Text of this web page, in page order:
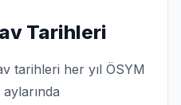
Tarihleri
tarihleri her yıl ÖSYM